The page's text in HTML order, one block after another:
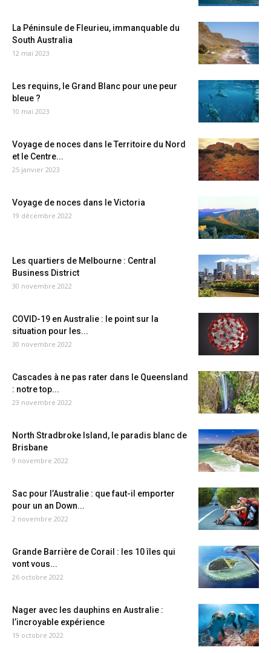
La Péninsule de Fleurieu, immanquable du
South Australia
12 mai 2023
Les requins, le Grand Blanc pour une peur
bleue ?
10 mai 2023
Voyage de noces dans le Territoire du Nord
et le Centre...
25 janvier 2023
Voyage de noces dans le Victoria
19 décembre 2022
Les quartiers de Melbourne : Central
Business District
30 novembre 2022
COVID-19 en Australie : le point sur la
situation pour les...
30 novembre 2022
Cascades à ne pas rater dans le Queensland
: notre top...
23 novembre 2022
North Stradbroke Island, le paradis blanc de
Brisbane
9 novembre 2022
Sac pour l’Australie : que faut-il emporter
pour un an Down...
2 novembre 2022
Grande Barrière de Corail : les 10 îles qui
vont vous...
26 octobre 2022
Nager avec les dauphins en Australie :
l’incroyable expérience
19 octobre 2022